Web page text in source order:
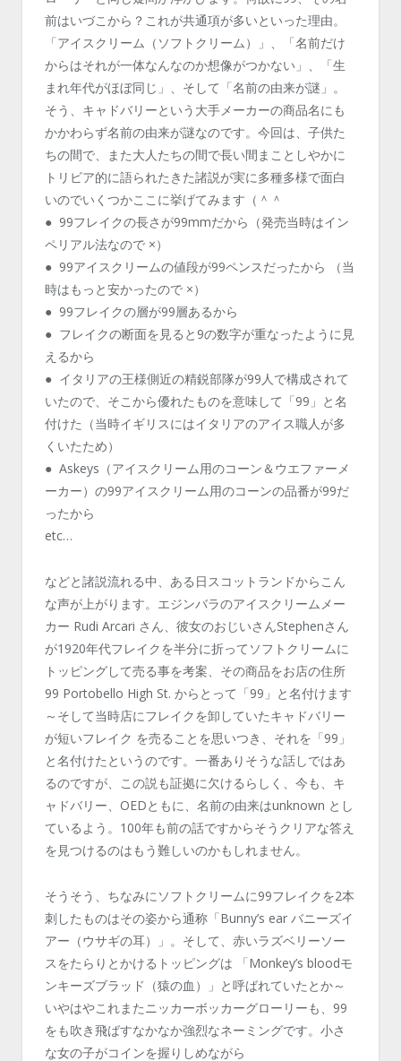
前はいづこから？これが共通項が多いといった理由。
「アイスクリーム（ソフトクリーム）」、「名前だけ
からはそれが一体なんなのか想像がつかない」、「生
まれ年代がほぼ同じ」、そして「名前の由来が謎」。
そう、キャドバリーという大手メーカーの商品名にも
かかわらず名前の由来が謎なのです。今回は、子供た
ちの間で、また大人たちの間で長い間まことしやかに
トリビア的に語られたきた諸説が実に多種多様で面白
いのでいくつかここに挙げてみます（＾＾
● 99フレイクの長さが99mmだから（発売当時はイン
ペリアル法なので ×）
● 99アイスクリームの値段が99ペンスだったから （当
時はもっと安かったので ×）
● 99フレイクの層が99層あるから
● フレイクの断面を見ると9の数字が重なったように見
えるから
● イタリアの王様側近の精鋭部隊が99人で構成されて
いたので、そこから優れたものを意味して「99」と名
付けた（当時イギリスにはイタリアのアイス職人が多
くいたため）
● Askeys（アイスクリーム用のコーン＆ウエファーメ
ーカー）の99アイスクリーム用のコーンの品番が99だ
ったから
etc…
などと諸説流れる中、ある日スコットランドからこん
な声が上がります。エジンバラのアイスクリームメー
カー Rudi Arcari さん、彼女のおじいさんStephenさん
が1920年代フレイクを半分に折ってソフトクリームに
トッピングして売る事を考案、その商品をお店の住所
99 Portobello High St. からとって「99」と名付けます
～そして当時店にフレイクを卸していたキャドバリー
が短いフレイク を売ることを思いつき、それを「99」
と名付けたというのです。一番ありそうな話しではあ
るのですが、この説も証拠に欠けるらしく、今も、キ
ャドバリー、OEDともに、名前の由来はunknown とし
ているよう。100年も前の話ですからそうクリアな答え
を見つけるのはもう難しいのかもしれません。
そうそう、ちなみにソフトクリームに99フレイクを2本
刺したものはその姿から通称「Bunny’s ear バニーズイ
アー（ウサギの耳）」。そして、赤いラズベリーソー
スをたらりとかけるトッピングは 「Monkey’s bloodモ
ンキーズブラッド（猿の血）」と呼ばれていたとか～
いやはやこれまたニッカーボッカーグローリーも、99
をも吹き飛ばすなかなか強烈なネーミングです。小さ
な女の子がコインを握りしめながら